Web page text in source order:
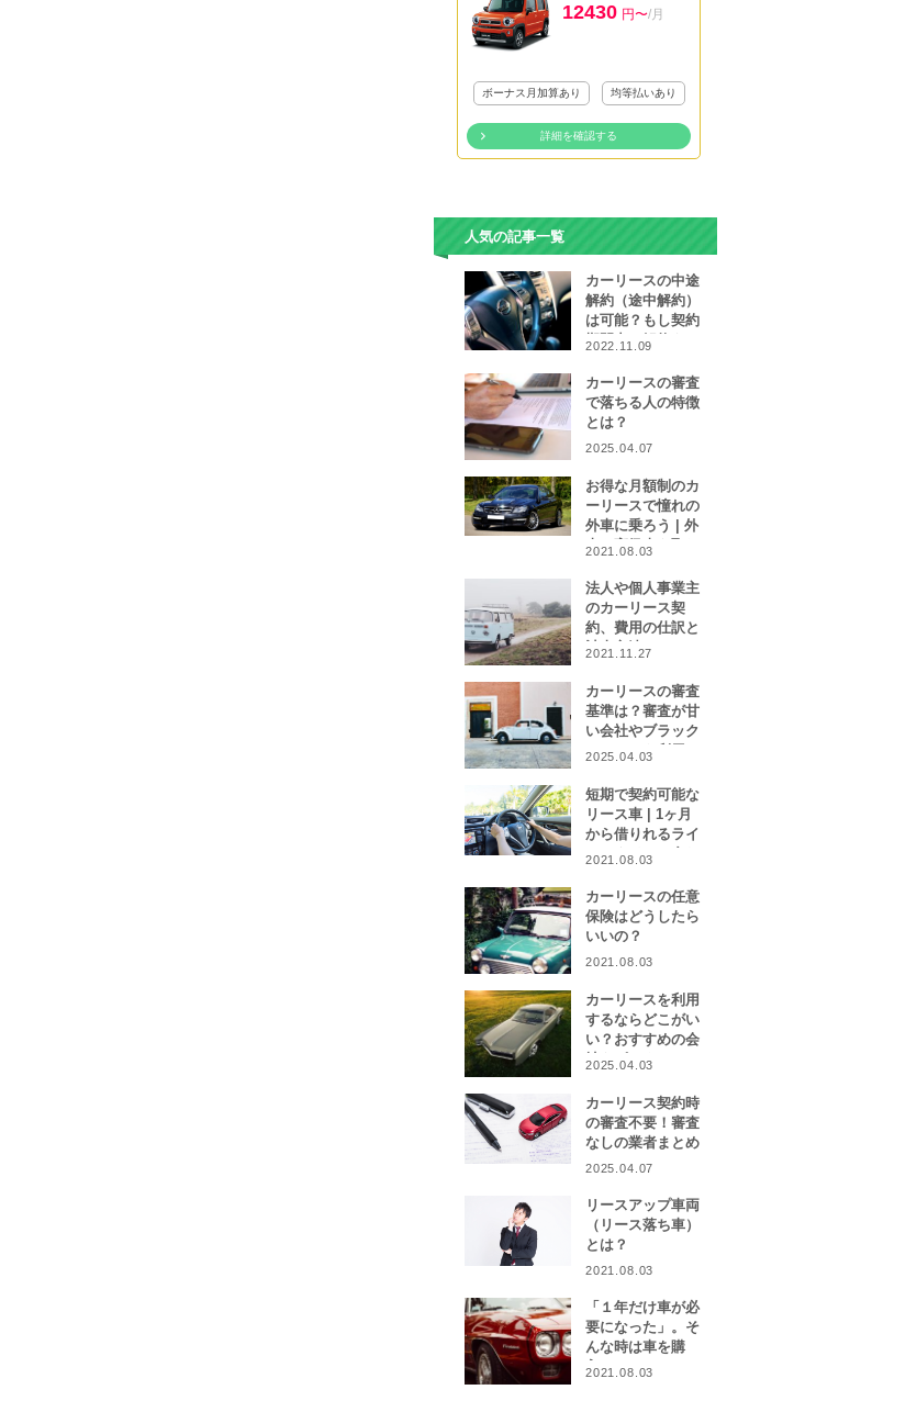
12430 円〜/月
ボーナス月加算あり 均等払いあり
詳細を確認する
人気の記事一覧
カーリースの中途
解約（途中解約）
は可能？もし契約
期間中に解約をし
なったら…
2022.11.09
カーリースの審査
で落ちる人の特徴
とは？
2025.04.07
お得な月額制のカ
ーリースで憧れの
外車に乗ろう | 外
車や高級車を取り
者をご紹介！
2021.08.03
法人や個人事業主
のカーリース契
約、費用の仕訳と
計上方法は？
2021.11.27
カーリースの審査
基準は？審査が甘
い会社やブラック
リストでも利用で
2025.04.03
短期で契約可能な
リース車 | 1ヶ月
から借りれるライ
フスタイルに合わ
集
2021.08.03
カーリースの任意
保険はどうしたら
いいの？
2021.08.03
カーリースを利用
するならどこがい
い？おすすめの会
社をピックアッ
2025.04.03
カーリース契約時
の審査不要！審査
なしの業者まとめ
2025.04.07
リースアップ車両
（リース落ち車）
とは？
2021.08.03
「１年だけ車が必
要になった」。そ
んな時は車を購
入？カーリース？
2021.08.03